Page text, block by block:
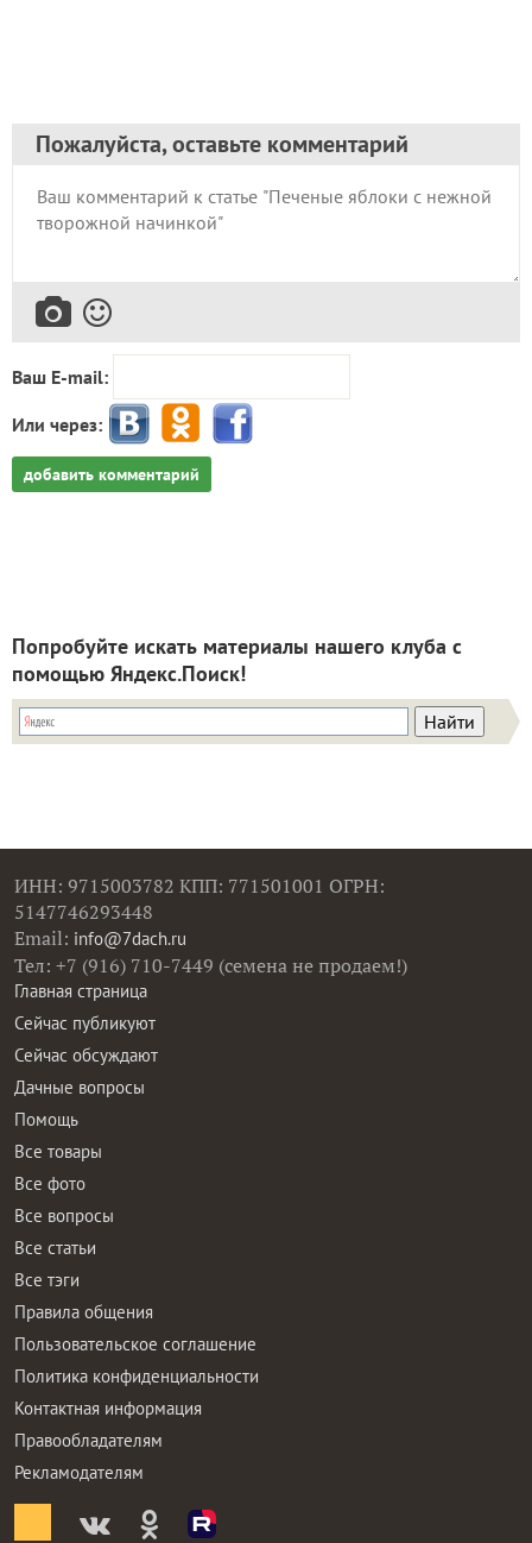
Пожалуйста, оставьте комментарий
Ваш E-mail:
Или через:
добавить комментарий
Попробуйте искать материалы нашего клуба с
помощью Яндекс.Поиск!
ИНН: 9715003782 КПП: 771501001 ОГРН:
5147746293448
Email: info@7dach.ru
Тел: +7 (916) 710-7449 (семена не продаем!)
Главная страница
Сейчас публикуют
Сейчас обсуждают
Дачные вопросы
Помощь
Все товары
Все фото
Все вопросы
Все статьи
Все тэги
Правила общения
Пользовательское соглашение
Политика конфиденциальности
Контактная информация
Правообладателям
Рекламодателям